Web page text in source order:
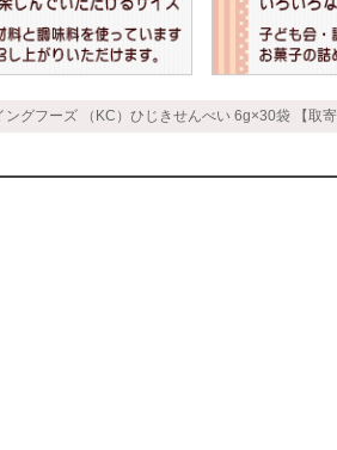
ングフーズ （KC）ひじきせんべい 6g×30袋 【取